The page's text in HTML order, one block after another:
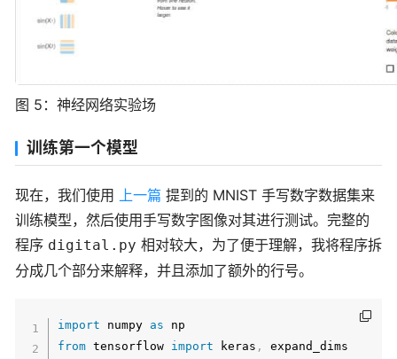
图 5：神经网络实验场
训练第一个模型
现在，我们使用 上一篇 提到的 MNIST 手写数字数据集来
训练模型，然后使用手写数字图像对其进行测试。完整的
程序 digital.py 相对较大，为了便于理解，我将程序拆
分成几个部分来解释，并且添加了额外的行号。
import numpy as
from tensorflow import keras ,